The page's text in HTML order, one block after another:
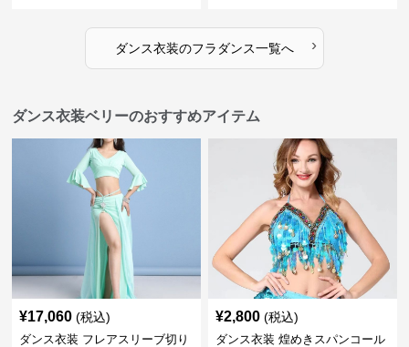
ダンス衣装のフラダンス一覧へ ›
ダンス衣装ベリーのおすすめアイテム
¥17,060 (税込)
ダンス衣装 フレアスリーブ切り
¥2,800 (税込)
ダンス衣装 煌めきスパンコール